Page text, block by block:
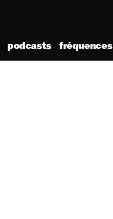
podcasts fréquences